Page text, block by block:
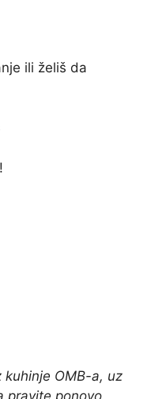
ili želiš da
kuhinje OMB-a, uz
pravite ponovo.